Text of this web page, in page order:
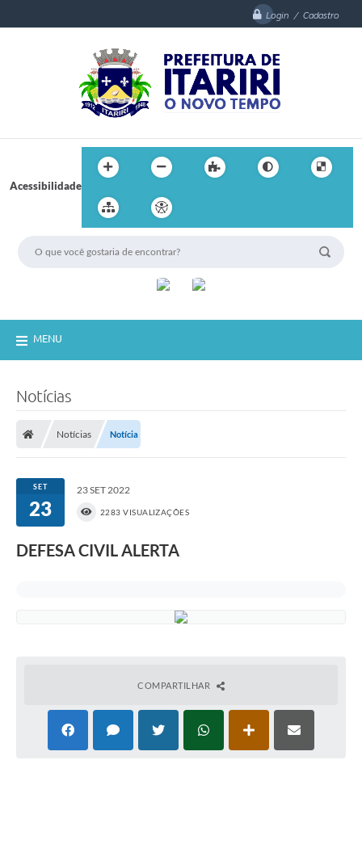
Login / Cadastro
Acessibilidade
MENU
Notícias
Notícias Notícia
SET
23
23 SET 2022
2283 VISUALIZAÇÕES
DEFESA CIVIL ALERTA
COMPARTILHAR